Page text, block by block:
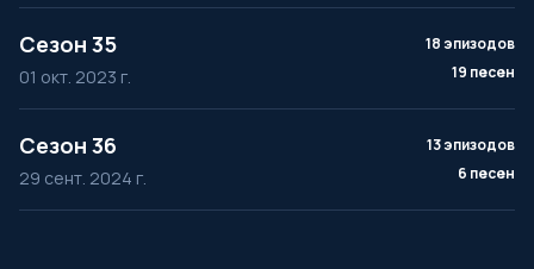
Сезон 35
01 окт. 2023 г.
18 эпизодов
19 песен
Сезон 36
29 сент. 2024 г.
13 эпизодов
6 песен